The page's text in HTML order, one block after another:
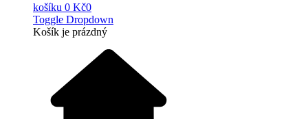
košíku 0 Kč0
Toggle Dropdown
Košík je prázdný